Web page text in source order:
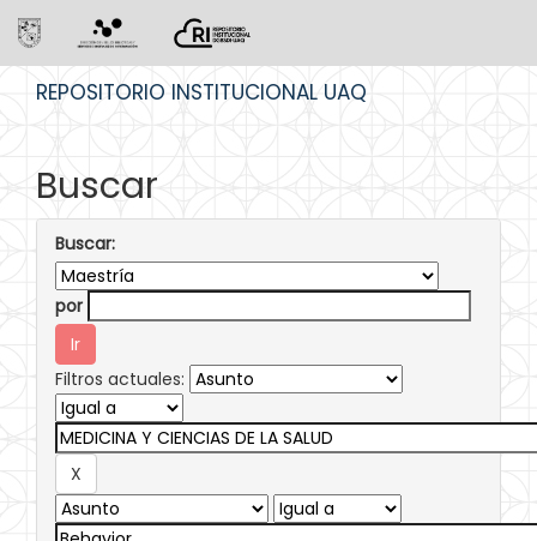
REPOSITORIO INSTITUCIONAL UAQ
Buscar
Buscar:
por
Filtros actuales: